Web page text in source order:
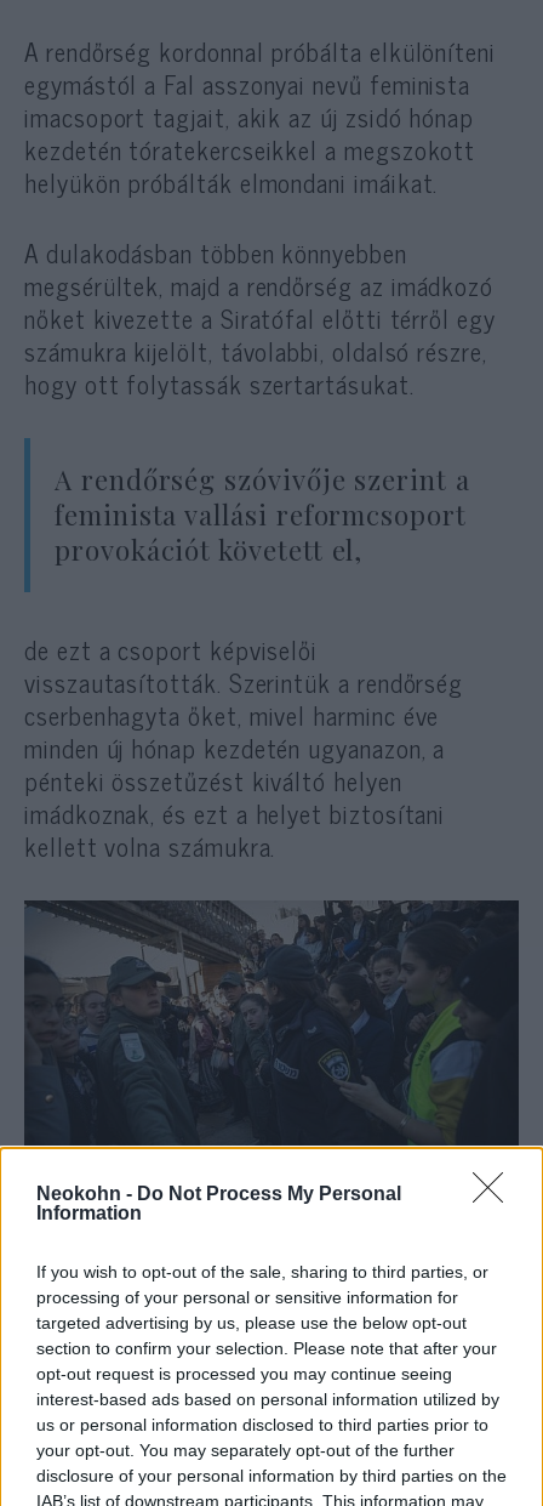
Neokohn - Do Not Process My Personal
Information
If you wish to opt-out of the sale, sharing to third parties, or
processing of your personal or sensitive information for
targeted advertising by us, please use the below opt-out
section to confirm your selection. Please note that after your
opt-out request is processed you may continue seeing
interest-based ads based on personal information utilized by
us or personal information disclosed to third parties prior to
your opt-out. You may separately opt-out of the further
disclosure of your personal information by third parties on the
IAB’s list of downstream participants. This information may
A rendőrség kordonnal próbálta elkülöníteni
egymástól a Fal asszonyai nevű feminista
imacsoport tagjait, akik az új zsidó hónap
kezdetén tóratekercseikkel a megszokott
helyükön próbálták elmondani imáikat.
A dulakodásban többen könnyebben
megsérültek, majd a rendőrség az imádkozó
nőket kivezette a Siratófal előtti térről egy
számukra kijelölt, távolabbi, oldalsó részre,
hogy ott folytassák szertartásukat.
A rendőrség szóvivője szerint a
feminista vallási reformcsoport
provokációt követett el,
de ezt a csoport képviselői
visszautasították. Szerintük a rendőrség
cserbenhagyta őket, mivel harminc éve
minden új hónap kezdetén ugyanazon, a
pénteki összetűzést kiváltó helyen
imádkoznak, és ezt a helyet biztosítani
kellett volna számukra.
Fotó: The Times of Israel
Az ultraortodoxok tiltakozását a helyi média
szerint éppen a harmincadik évforduló
ünnepsége okozta, és nem a véletlenül éppen
erre a napra, a második Adar hónap első
napjára eső nemzetközi nőnap.
Az Izraelben vallási monopóliummal